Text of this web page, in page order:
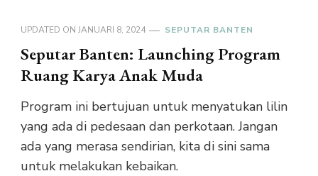
UPDATED ON JANUARI 8, 2024 SEPUTAR BANTEN
Seputar Banten: Launching Program
Ruang Karya Anak Muda
Program ini bertujuan untuk menyatukan lilin
yang ada di pedesaan dan perkotaan. Jangan
ada yang merasa sendirian, kita di sini sama
untuk melakukan kebaikan.